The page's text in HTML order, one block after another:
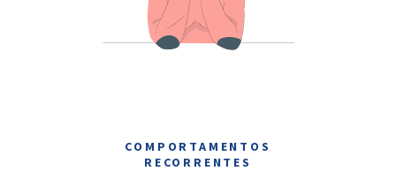
COMPORTAMENTOS
RECORRENTES